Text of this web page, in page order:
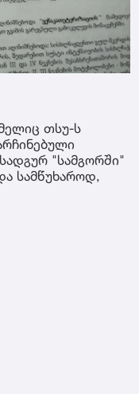
თსუ-ს
"სამგორში"
სამწუხაროდ,